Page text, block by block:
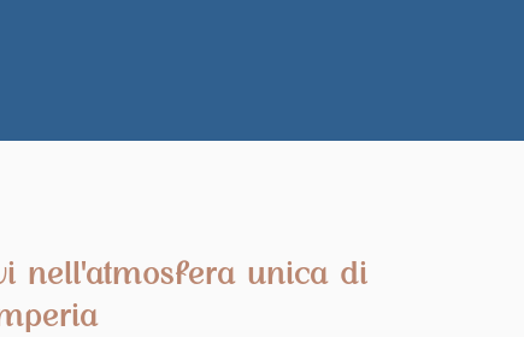
nell'atmosfera unica di